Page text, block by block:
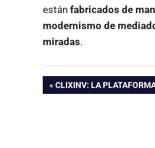
están fabricados de
modernismo de
miradas.
Navegación
ENTRADA
CLIXINV: LA